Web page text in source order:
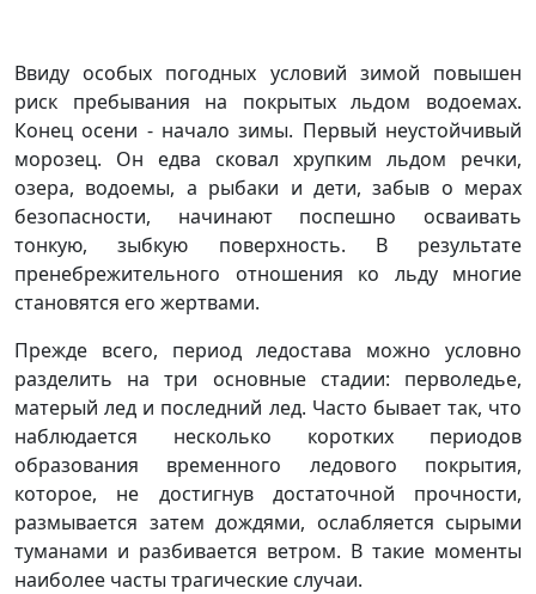
Ввиду особых погодных условий зимой повышен
риск пребывания на покрытых льдом водоемах.
Конец осени - начало зимы. Первый неустойчивый
морозец. Он едва сковал хрупким льдом речки,
озера, водоемы, а рыбаки и дети, забыв о мерах
безопасности, начинают поспешно осваивать
тонкую, зыбкую поверхность. В результате
пренебрежительного отношения ко льду многие
становятся его жертвами.
Прежде всего, период ледостава можно условно
разделить на три основные стадии: перволедье,
матерый лед и последний лед. Часто бывает так, что
наблюдается несколько коротких периодов
образования временного ледового покрытия,
которое, не достигнув достаточной прочности,
размывается затем дождями, ослабляется сырыми
туманами и разбивается ветром. В такие моменты
наиболее часты трагические случаи.